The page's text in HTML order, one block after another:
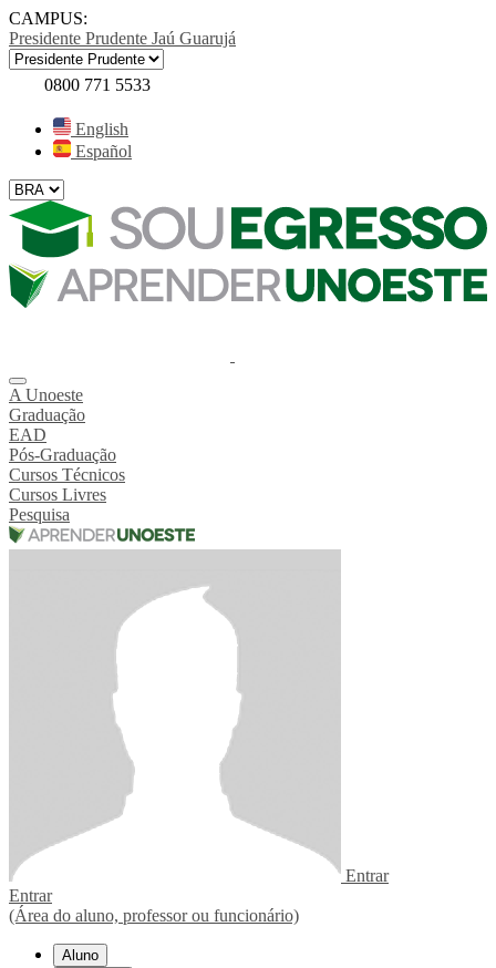
CAMPUS:
Presidente Prudente Jaú Guarujá
0800 771 5533
English
Español
A Unoeste
Graduação
EAD
Pós-Graduação
Cursos Técnicos
Cursos Livres
Pesquisa
Entrar
Entrar
(Área do aluno, professor ou funcionário)
Aluno